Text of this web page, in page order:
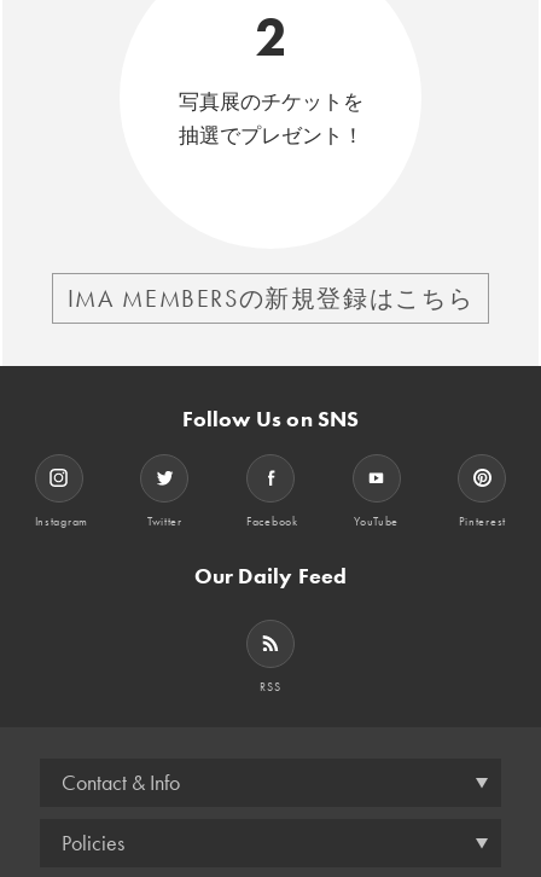
2
写真展のチケットを
抽選でプレゼント！
IMA MEMBERSの新規登録はこちら
Follow Us on SNS
Instagram Twitter Facebook YouTube Pinterest
Our Daily Feed
RSS
Contact & Info
Policies